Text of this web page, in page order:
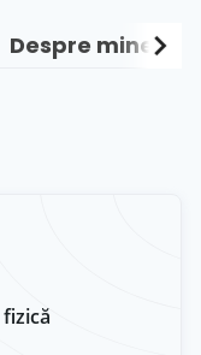
Despre minechevron_right